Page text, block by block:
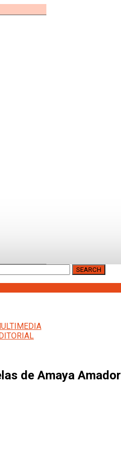
SEARCH
de Amaya Amador